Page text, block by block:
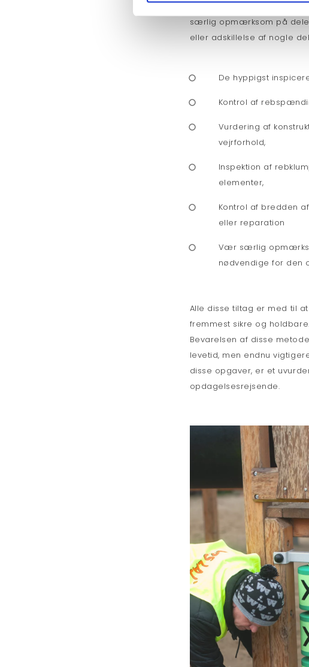
ændringer i sikkerheden
særlig opmærksom på
eller adskillelse af nogle
De hyppigst
Kontrol af
Vurdering af
vejrforhold,
Inspektion af
elementer,
Kontrol af bredden
eller reparation
Vær særlig
nødvendige for den
Alle disse tiltag er med til
fremmest sikre og
Bevarelsen af disse
levetid, men endnu
disse opgaver, er et
opdagelsesrejsende.